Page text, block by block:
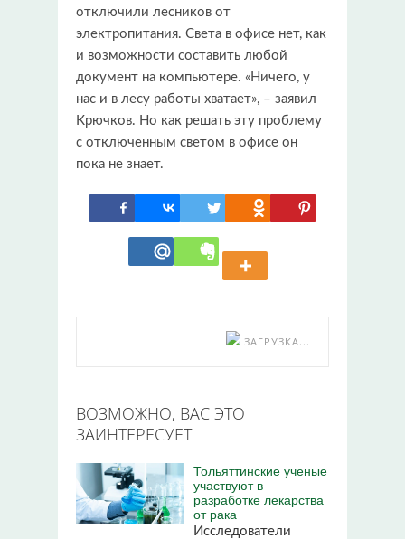
отключили лесников от
электропитания. Света в офисе нет, как
и возможности составить любой
документ на компьютере. «Ничего, у
нас и в лесу работы хватает», – заявил
Крючков. Но как решать эту проблему
с отключенным светом в офисе он
пока не знает.
ЗАГРУЗКА...
ВОЗМОЖНО, ВАС ЭТО
ЗАИНТЕРЕСУЕТ
Тольяттинские ученые
участвуют в
разработке лекарства
от рака
Исследователи